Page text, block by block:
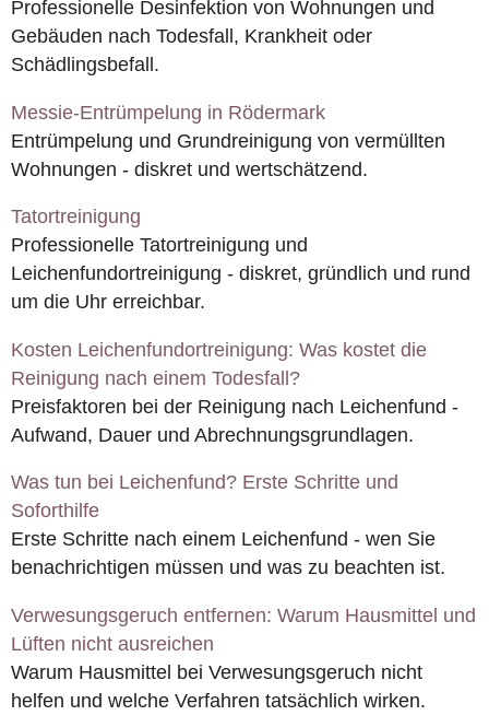
Professionelle Desinfektion von Wohnungen und
Gebäuden nach Todesfall, Krankheit oder
Schädlingsbefall.
Messie-Entrümpelung in Rödermark
Entrümpelung und Grundreinigung von vermüllten
Wohnungen - diskret und wertschätzend.
Tatortreinigung
Professionelle Tatortreinigung und
Leichenfundortreinigung - diskret, gründlich und rund
um die Uhr erreichbar.
Kosten Leichenfundortreinigung: Was kostet die
Reinigung nach einem Todesfall?
Preisfaktoren bei der Reinigung nach Leichenfund -
Aufwand, Dauer und Abrechnungsgrundlagen.
Was tun bei Leichenfund? Erste Schritte und
Soforthilfe
Erste Schritte nach einem Leichenfund - wen Sie
benachrichtigen müssen und was zu beachten ist.
Verwesungsgeruch entfernen: Warum Hausmittel und
Lüften nicht ausreichen
Warum Hausmittel bei Verwesungsgeruch nicht
helfen und welche Verfahren tatsächlich wirken.